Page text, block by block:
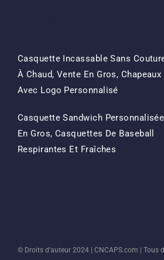
Casquette Incassable Sans
À Chaud, Vente En Gros,
Avec Logo PersonnaliséLe
D'origine
Était:
Le
Actuel
Est:
Casquette Sandwich
En Gros, Casquettes De Baseball
Respirantes Et Fraîches
© Droits d'auteur 2024 | CNCAPS.com | Tous